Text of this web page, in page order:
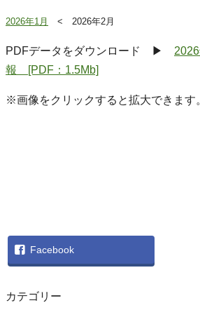
2026年1月 < 2026年2月
PDFデータをダウンロード ▶
報 [PDF：1.5Mb]
※画像をクリックすると拡大できます
Facebook
カテゴリー